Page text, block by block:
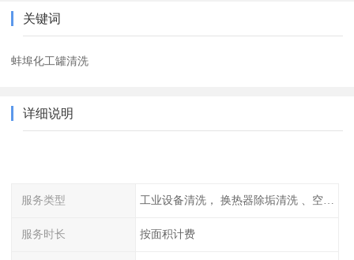
关键词
蚌埠化工罐清洗
详细说明
服务类型 工业设备清洗， 换热器除垢清洗 、空调清洗等
服务时长 按面积计费